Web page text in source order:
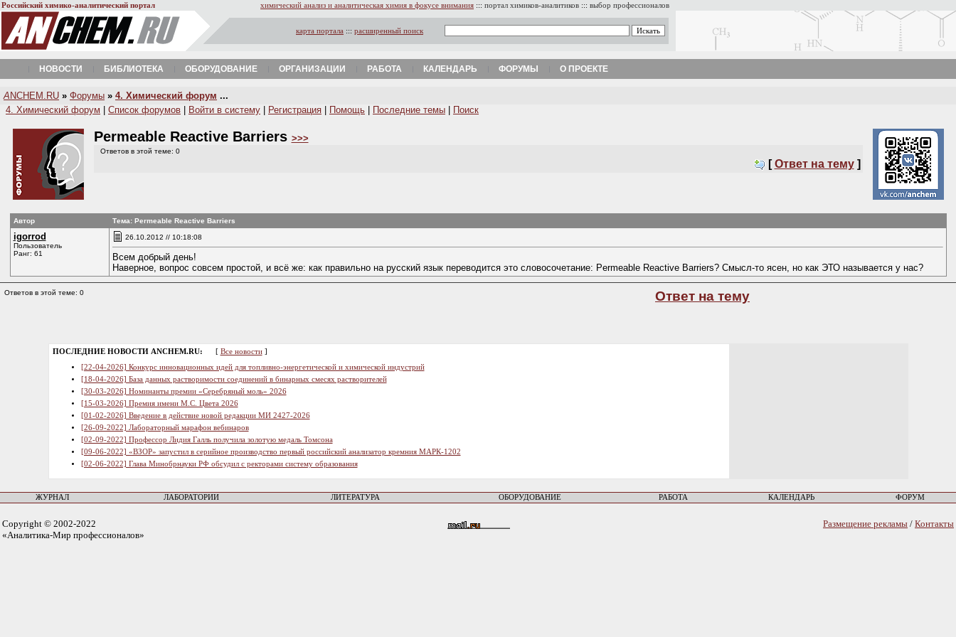
Российский химико-аналитический портал химический анализ и аналитическая химия в фокусе внимания ::: портал химиков-аналитиков ::: выбор профессионалов
карта портала ::: расширенный поиск
НОВОСТИ БИБЛИОТЕКА ОБОРУДОВАНИЕ ОРГАНИЗАЦИИ РАБОТА КАЛЕНДАРЬ ФОРУМЫ О ПРОЕКТЕ
A NCHEM.RU » Форумы » 4. Химический форум ...
4. Химический форум
Список форумов Войти в систему Регистрация Помощь Последние темы Поиск
Permeable Reactive Barriers >>>
Ответов в этой теме: 0
[ Ответ на тему ]
Автор Тема: Permeable Reactive Barriers
igorrod
Пользователь
Ранг: 61
26.10.2012 // 10:18:08
Всем добрый день!
Наверное, вопрос совсем простой, и всё же: как правильно на русский язык переводится это словосочетание: Permeable Reactive Barriers? Смысл-то ясен, но как ЭТО называется у нас?
Ответов в этой теме: 0 Ответ на тему
ПОСЛЕДНИЕ НОВОСТИ ANCHEM.RU: [ Все новости]
[22-04-2026] Конкурс инновационных идей для топливно-энергетической и химической индустрий
[18-04-2026] База данных растворимости соединений в бинарных смесях растворителей
[30-03-2026] Номинанты премии «Серебряный моль» 2026
[15-03-2026] Премия имени М.С. Цвета 2026
[01-02-2026] Введение в действие новой редакции МИ 2427-2026
[26-09-2022] Лабораторный марафон вебинаров
[02-09-2022] Профессор Лидия Галль получила золотую медаль Томсона
[09-06-2022] «ВЗОР» запустил в серийное производство первый российский анализатор кремния МАРК-1202
[02-06-2022] Глава Минобрнауки РФ обсудил с ректорами систему образования
ЖУРНАЛ ЛАБОРАТОРИИ ЛИТЕРАТУРА ОБОРУДОВАНИЕ РАБОТА КАЛЕНДАРЬ ФОРУМ
Copyright © 2002-2022
«Аналитика-Мир профессионалов»
Размещение рекламы / Контакты